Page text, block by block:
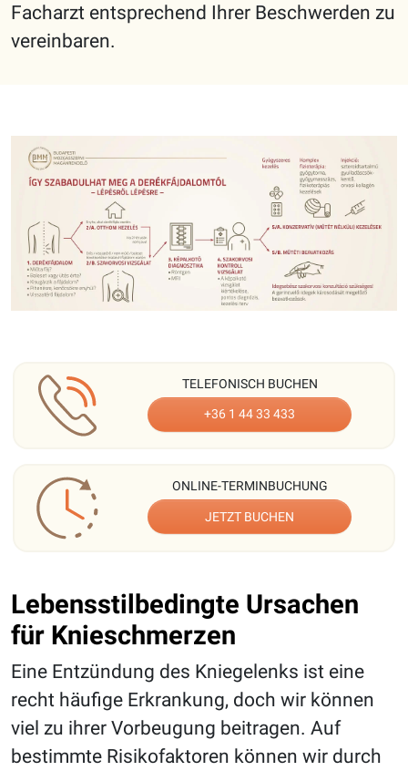
Facharzt entsprechend Ihrer Beschwerden zu
vereinbaren.
TELEFONISCH BUCHEN
+36 1 44 33 433
ONLINE-TERMINBUCHUNG
JETZT BUCHEN
Lebensstilbedingte Ursachen
für Knieschmerzen
Eine Entzündung des Kniegelenks ist eine
recht häufige Erkrankung, doch wir können
viel zu ihrer Vorbeugung beitragen. Auf
bestimmte Risikofaktoren können wir durch